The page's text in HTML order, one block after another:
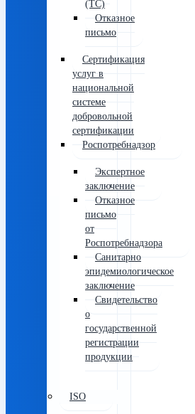
(ТС)
Отказное
письмо
Сертификация
услуг в
национальной
системе
добровольной
сертификации
Роспотребнадзор
Экспертное
заключение
Отказное
письмо
от
Роспотребнадзора
Санитарно
эпидемиологическое
заключение
Свидетельство
о
государственной
регистрации
продукции
ISO